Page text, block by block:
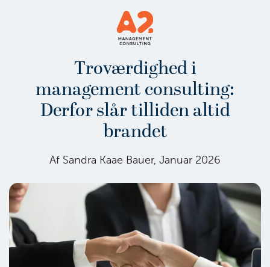
Troværdighed i
management consulting:
Derfor slår tilliden altid
brandet
Af Sandra Kaae Bauer, Januar 2026